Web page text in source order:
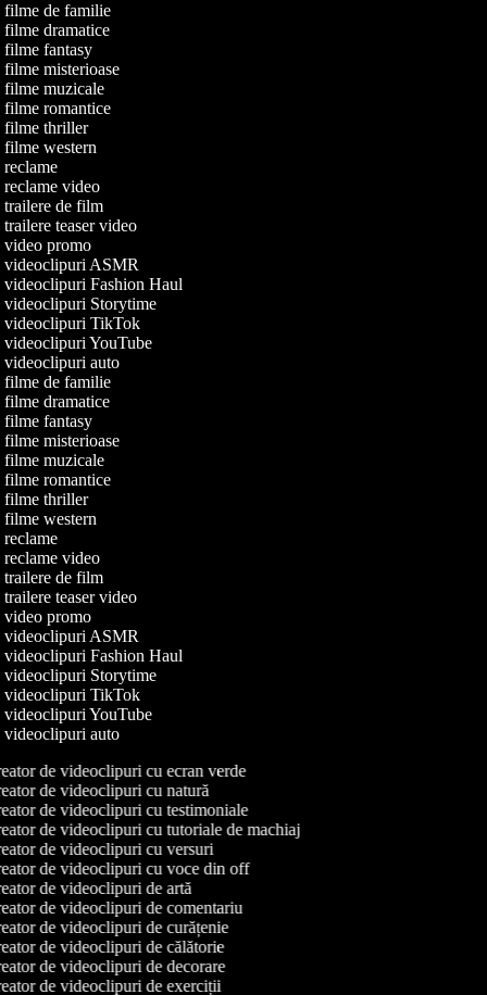
filme de familie
filme dramatice
filme fantasy
filme misterioase
filme muzicale
filme romantice
filme thriller
filme western
reclame
reclame video
trailere de film
trailere teaser video
video promo
videoclipuri ASMR
videoclipuri Fashion Haul
videoclipuri Storytime
videoclipuri TikTok
videoclipuri YouTube
videoclipuri auto
filme de familie
filme dramatice
filme fantasy
filme misterioase
filme muzicale
filme romantice
filme thriller
filme western
reclame
reclame video
trailere de film
trailere teaser video
video promo
videoclipuri ASMR
videoclipuri Fashion Haul
videoclipuri Storytime
videoclipuri TikTok
videoclipuri YouTube
videoclipuri auto
de videoclipuri cu ecran verde
de videoclipuri cu natură
de videoclipuri cu testimoniale
de videoclipuri cu tutoriale de machiaj
de videoclipuri cu versuri
de videoclipuri cu voce din off
de videoclipuri de artă
de videoclipuri de comentariu
de videoclipuri de curățenie
de videoclipuri de călătorie
de videoclipuri de decorare
de videoclipuri de exerciții